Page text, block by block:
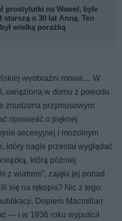
prostytutki na Wawel, byle
starszą o 30 lat Anną. Ten
wielką porażką
wyobraźni mowa… W
uwięziona w domu z powodu
znudzona przymusowym
opowieść o pięknej
secesyjnej i mozolnym
który nagle przestał wyglądać
którą później
z wiatrem”, zajęła jej ponad
się na rękopis? Nic z tego.
Dopiero Macmillan
— i w 1936 roku wypuścił